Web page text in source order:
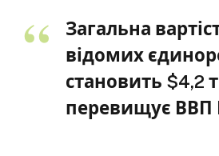
Загальна
відомих
становить $4,2
перевищує ВВП